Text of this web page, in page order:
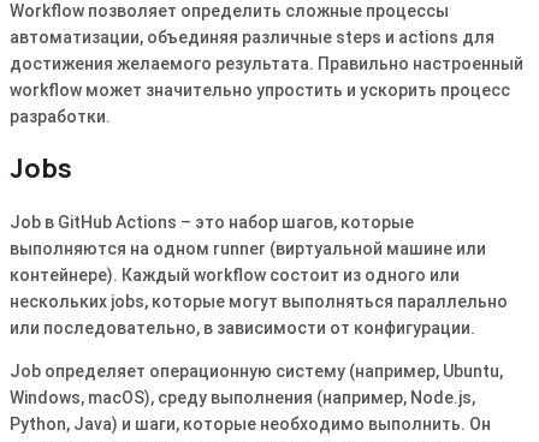
Workflow позволяет определить сложные процессы
автоматизации, объединяя различные steps и actions для
достижения желаемого результата. Правильно настроенный
workflow может значительно упростить и ускорить процесс
разработки.
Jobs
Job в GitHub Actions – это набор шагов, которые
выполняются на одном runner (виртуальной машине или
контейнере). Каждый workflow состоит из одного или
нескольких jobs, которые могут выполняться параллельно
или последовательно, в зависимости от конфигурации.
Job определяет операционную систему (например, Ubuntu,
Windows, macOS), среду выполнения (например, Node.js,
Python, Java) и шаги, которые необходимо выполнить. Он